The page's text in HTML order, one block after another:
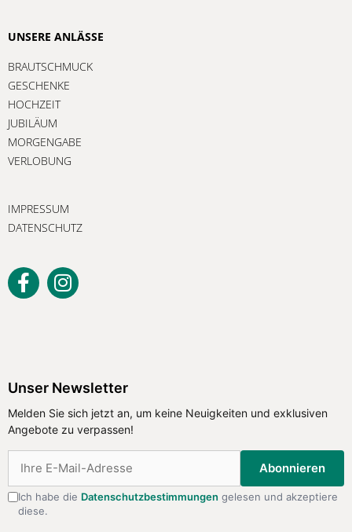
UNSERE ANLÄSSE
BRAUTSCHMUCK
GESCHENKE
HOCHZEIT
JUBILÄUM
MORGENGABE
VERLOBUNG
IMPRESSUM
DATENSCHUTZ
Unser Newsletter
Melden Sie sich jetzt an, um keine Neuigkeiten und exklusiven
Angebote zu verpassen!
Abonnieren
Ich habe die Datenschutzbestimmungen gelesen und akzeptiere
diese.